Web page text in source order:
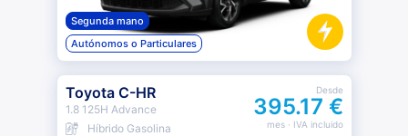
Segunda mano
Autónomos o Particulares
Toyota C-HR
1.8 125H Advance
Híbrido Gasolina
Desde
395.17 €
mes· IVA incluido